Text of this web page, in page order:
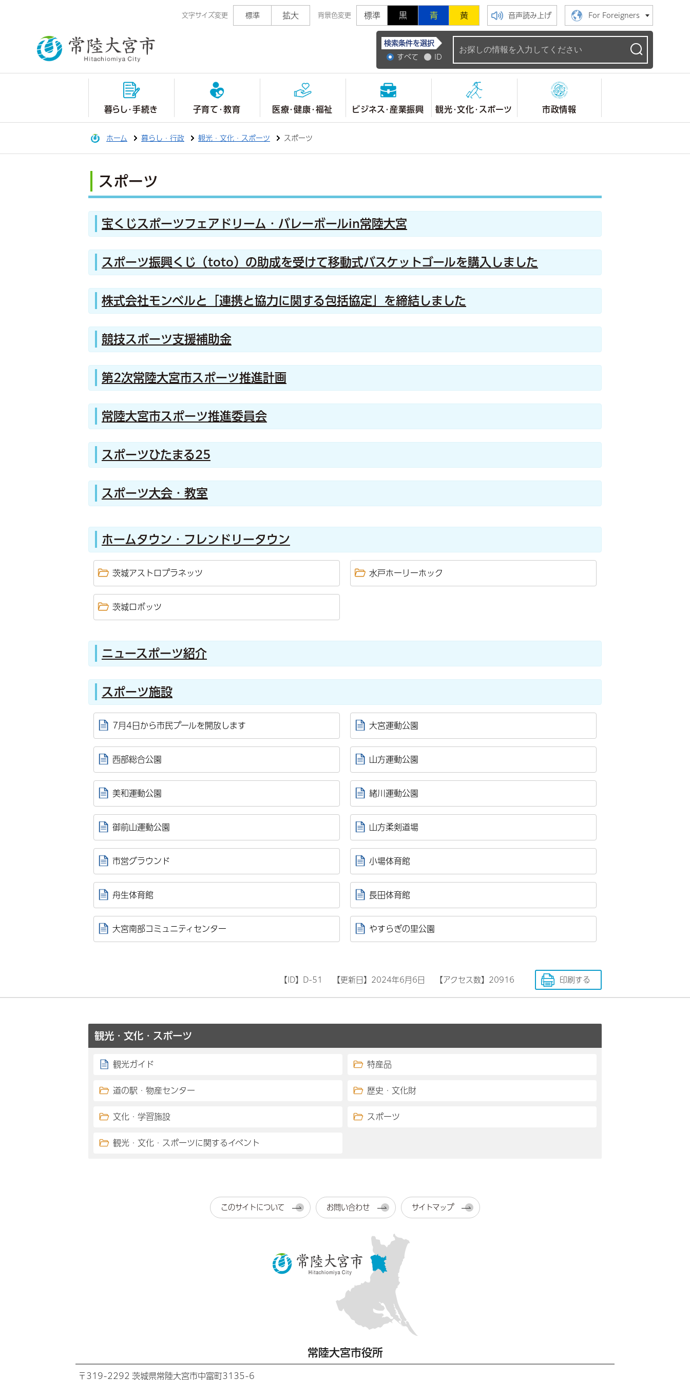
文字サイズ変更 標準 拡大 背景色変更 標準 黒 青 黄 音声読み上げ For Foreigners
常陸大宮市公式ホームページ
検索条件を選択
すべて
ID
暮らし・手続き 子育て・教育 医療・健康・福祉 ビジネス・産業振興 観光・文化・スポーツ 市政情報
ホーム 暮らし・行政 観光・文化・スポーツ スポーツ
スポーツ
宝くじスポーツフェアドリーム・バレーボールin常陸大宮
スポーツ振興くじ（toto）の助成を受けて移動式バスケットゴールを購入しました
株式会社モンベルと「連携と協力に関する包括協定」を締結しました
競技スポーツ支援補助金
第2次常陸大宮市スポーツ推進計画
常陸大宮市スポーツ推進委員会
スポーツひたまる25
スポーツ大会・教室
ホームタウン・フレンドリータウン
茨城アストロプラネッツ 水戸ホーリーホック
茨城ロボッツ
ニュースポーツ紹介
スポーツ施設
7月4日から市民プールを開放します 大宮運動公園
西部総合公園 山方運動公園
美和運動公園 緒川運動公園
御前山運動公園 山方柔剣道場
市営グラウンド 小場体育館
舟生体育館 長田体育館
大宮南部コミュニティセンター やすらぎの里公園
【ID】 D-51 【更新日】 2024年6月6日 【アクセス数】 20916 印刷する
観光・文化・スポーツ
観光ガイド 特産品
道の駅・物産センター 歴史・文化財
文化・学習施設 スポーツ
観光・文化・スポーツに関するイベント
このサイトについて お問い合わせ サイトマップ
常陸大宮市役所
〒319-2292 茨城県常陸大宮市中富町3135-6